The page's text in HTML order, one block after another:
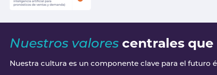
Nuestros valores centrales
Nuestra cultura es un componente clave para el futuro